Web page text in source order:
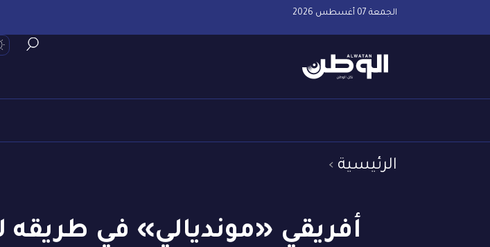
الجمعة 07 أغسطس 2026
الرئيسية
أفريقي «مونديالي» في طريقه